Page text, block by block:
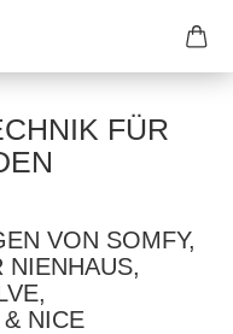
FÜR
VON SOMFY,
NIENHAUS,
NICE